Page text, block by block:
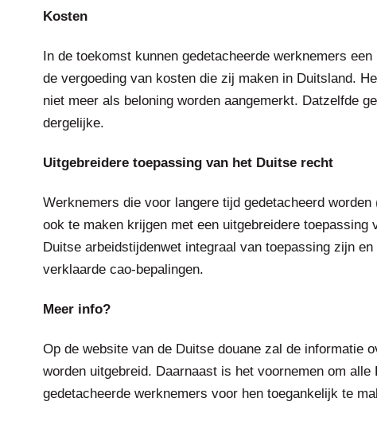
Kosten
In de toekomst kunnen gedetacheerde werknemers
de vergoeding van kosten die zij maken in Duitsland.
niet meer als beloning worden aangemerkt. Datzelfde
dergelijke.
Uitgebreidere toepassing van het Duitse recht
Werknemers die voor langere tijd gedetacheerd
ook te maken krijgen met een uitgebreidere toepassing
Duitse arbeidstijdenwet integraal van toepassing zijn
verklaarde cao-bepalingen.
Meer info?
Op de website van de Duitse douane zal de informatie
worden uitgebreid. Daarnaast is het voornemen om
gedetacheerde werknemers voor hen toegankelijk te